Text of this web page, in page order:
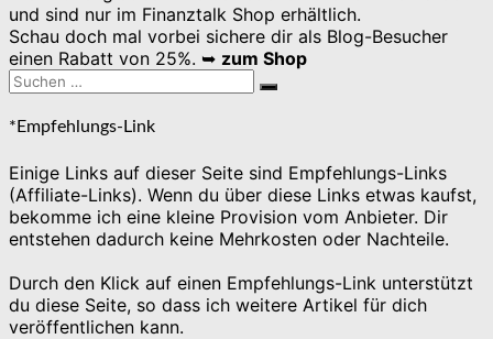
und sind nur im Finanztalk Shop erhältlich.
Schau doch mal vorbei sichere dir als Blog-Besucher
einen Rabatt von 25%. ➥ zum Shop
Suchen
Suchen
*Empfehlungs-Link
Einige Links auf dieser Seite sind Empfehlungs-Links
(Affiliate-Links). Wenn du über diese Links etwas kaufst,
bekomme ich eine kleine Provision vom Anbieter. Dir
entstehen dadurch keine Mehrkosten oder Nachteile.
Durch den Klick auf einen Empfehlungs-Link unterstützt
du diese Seite, so dass ich weitere Artikel für dich
veröffentlichen kann.